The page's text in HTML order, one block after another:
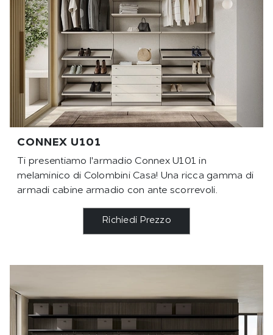
CONNEX U101
Ti presentiamo l'armadio Connex U101 in
melaminico di Colombini Casa! Una ricca gamma di
armadi cabine armadio con ante scorrevoli.
Richiedi Prezzo